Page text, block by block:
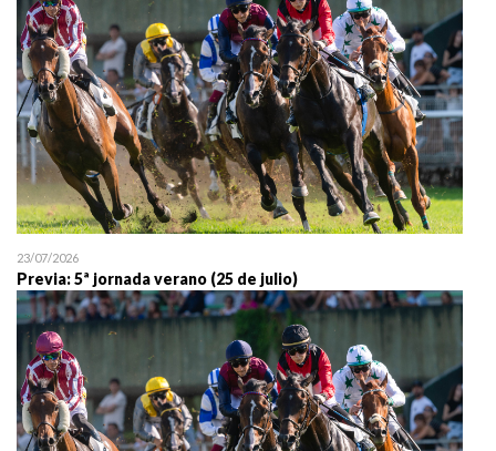
23/07/2026
Previa: 5ª jornada verano (25 de julio)